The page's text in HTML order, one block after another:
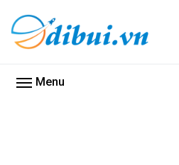
Menu